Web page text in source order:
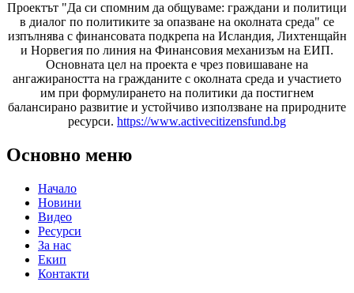
Проектът "Да си спомним да общуваме: граждани и политици
в диалог по политиките за опазване на околната среда" се
изпълнява с финансовата подкрепа на Исландия, Лихтенщайн
и Норвегия по линия на Финансовия механизъм на ЕИП.
Основната цел на проекта е чрез повишаване на
ангажираността на гражданите с околната среда и участието
им при формулирането на политики да постигнем
балансирано развитие и устойчиво използване на природните
ресурси. https://www.activecitizensfund.bg
Основно меню
Начало
Новини
Видео
Ресурси
За нас
Екип
Контакти